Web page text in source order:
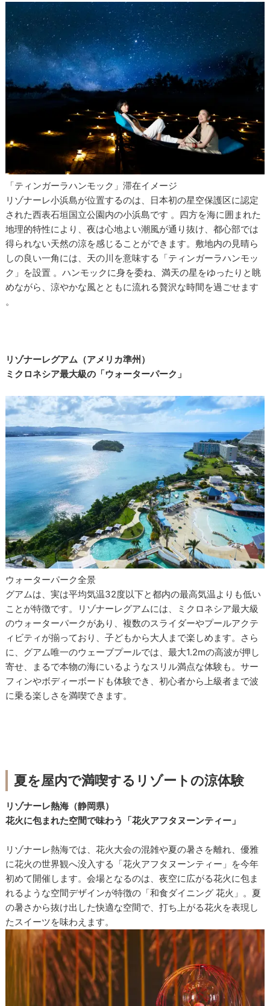
「ティンガーラハンモック」滞在イメージ
リゾナーレ小浜島が位置するのは、日本初の星空保護区に認定
された西表石垣国立公園内の小浜島です 。四方を海に囲まれた
地理的特性により、夜は心地よい潮風が通り抜け、都心部では
得られない天然の涼を感じることができます。敷地内の見晴ら
しの良い一角には、天の川を意味する「ティンガーラハンモッ
ク」を設置 。ハンモックに身を委ね、満天の星をゆったりと眺
めながら、涼やかな風とともに流れる贅沢な時間を過ごせます
。
リゾナーレグアム（アメリカ準州）
ミクロネシア最大級の「ウォーターパーク」
ウォーターパーク全景
グアムは、実は平均気温32度以下と都内の最高気温よりも低い
ことが特徴です。リゾナーレグアムには、ミクロネシア最大級
のウォーターパークがあり、複数のスライダーやプールアクテ
ィビティが揃っており、子どもから大人まで楽しめます。さら
に、グアム唯一のウェーブプールでは、最大1.2mの高波が押し
寄せ、まるで本物の海にいるようなスリル満点な体験も。サー
フィンやボディーボードも体験でき、初心者から上級者まで波
に乗る楽しさを満喫できます。
夏を屋内で満喫するリゾートの涼体験
リゾナーレ熱海（静岡県）
花火に包まれた空間で味わう「花火アフタヌーンティー」
リゾナーレ熱海では、花火大会の混雑や夏の暑さを離れ、優雅
に花火の世界観へ没入する「花火アフタヌーンティー」を今年
初めて開催します。会場となるのは、夜空に広がる花火に包ま
れるような空間デザインが特徴の「和食ダイニング 花火」。夏
の暑さから抜け出した快適な空間で、打ち上がる花火を表現し
たスイーツを味わえます。